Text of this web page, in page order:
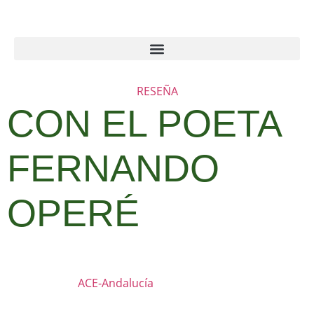
RESEÑA
CON EL POETA
FERNANDO
OPERÉ
ACE-Andalucía